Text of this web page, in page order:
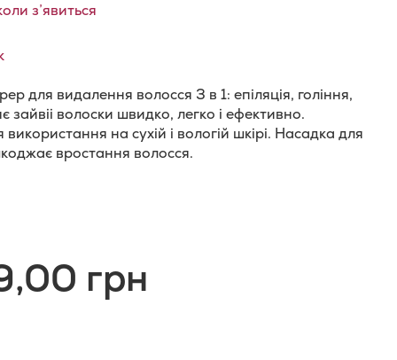
з’явиться
для видалення волосся 3 в 1: епіляція, гоління,
зайвіі волоски швидко, легко і ефективно.
використання на сухій і вологій шкірі. Насадка для
вростання волосся.
грн